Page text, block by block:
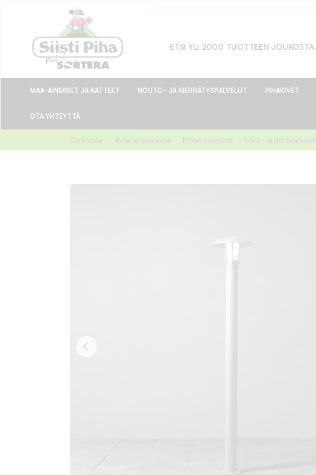
MAA-AINEKSET JA KATTEET NOUTO- JA KIERRÄTYSPALVELUT PIHAKIVET
OTA YHTEYTTÄ
Etusivulle Piha ja puutarha Pihan sisustus Ulko- ja